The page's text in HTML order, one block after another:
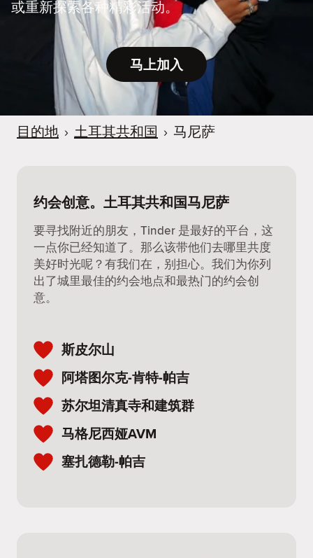
或重新探索各种精彩活动。
马上加入
目的地 › 土耳其共和国 › 马尼萨
约会创意。土耳其共和国马尼萨
要寻找附近的朋友，Tinder 是最好的平台，这
一点你已经知道了。那么该带他们去哪里共度
美好时光呢？有我们在，别担心。我们为你列
出了城里最佳的约会地点和最热门的约会创
意。
斯皮尔山
阿塔图尔克-肯特-帕吉
苏尔坦清真寺和建筑群
马格尼西娅AVM
塞扎德勒-帕吉